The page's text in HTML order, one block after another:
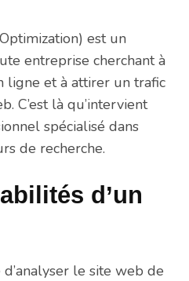
est un
entreprise cherchant à
ligne et à attirer un trafic
C’est là qu’intervient
spécialisé dans
de recherche.
d’un
d’analyser le site web de